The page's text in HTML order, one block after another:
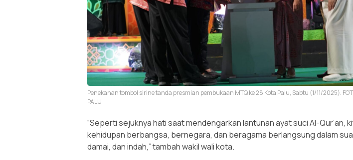
Penekanan tombol sirine tanda presmian pembukaan MTQ ke 28 Kota Palu, Sabtu (1/11/2025).
PALU
“Seperti sejuknya hati saat mendengarkan lantunan ayat suci Al-Qur’an,
kehidupan berbangsa, bernegara, dan beragama berlangsung dalam
damai, dan indah,” tambah wakil wali kota.